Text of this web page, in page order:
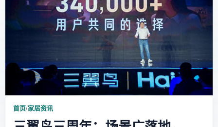
装修设计
家居文化
家装攻略 创意家居
首页/家居资讯